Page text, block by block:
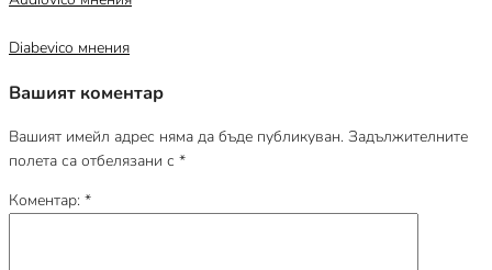
Diabevico мнения
Вашият коментар
Вашият имейл адрес няма да бъде публикуван. Задължителните
полета са отбелязани с *
Коментар: *